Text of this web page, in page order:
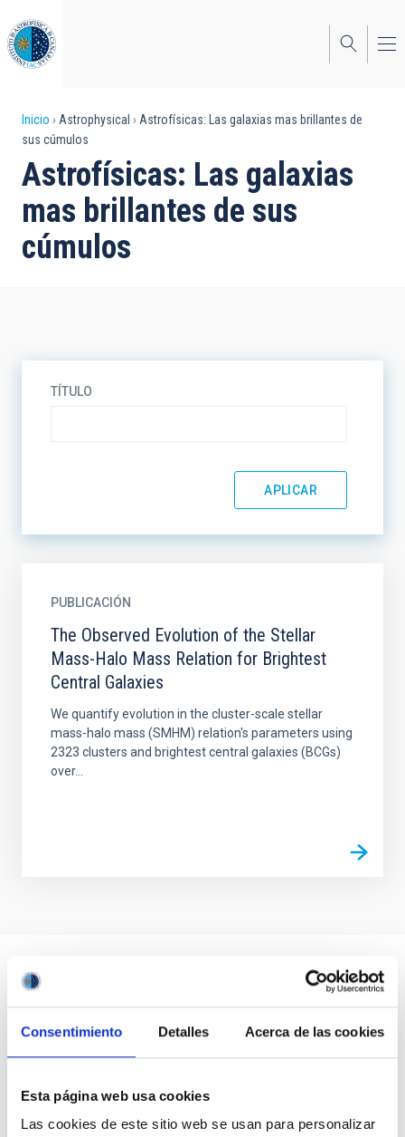
Consentimiento Detalles Acerca de las cookies
Esta página web usa cookies
Las cookies de este sitio web se usan para personalizar
al
contenido
principal
Sobrescribir
enlaces
de
ayuda
a
Inicio Astrophysical
Astrofísicas: Las galaxias mas brillantes de
sus cúmulos
Astrofísicas: Las galaxias
mas brillantes de sus
cúmulos
TÍTULO
PUBLICACIÓN
The Observed Evolution of the Stellar
Mass-Halo Mass Relation for Brightest
Central Galaxies
We quantify evolution in the cluster-scale stellar
mass-halo mass (SMHM) relation's parameters using
2323 clusters and brightest central galaxies (BCGs)
over...